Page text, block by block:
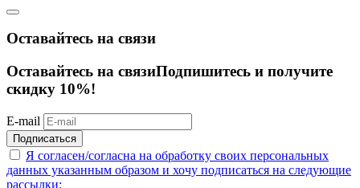
Оставайтесь на связи
Оставайтесь на связиПодпишитесь и получите
скидку 10%!
E-mail
Подписаться
Я согласен/согласна на обработку своих персональных
данных указанным образом и хочу подписаться на следующие
рассылки: